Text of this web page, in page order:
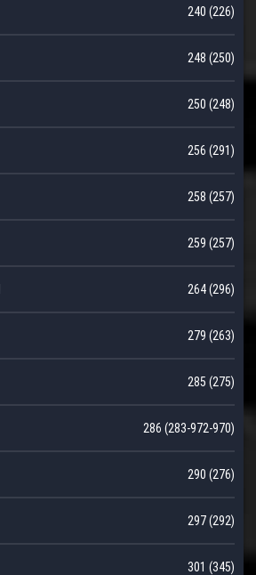
240 (226)
248 (250)
250 (248)
256 (291)
258 (257)
259 (257)
264 (296)
279 (263)
285 (275)
286 (283-972-970)
290 (276)
297 (292)
301 (345)